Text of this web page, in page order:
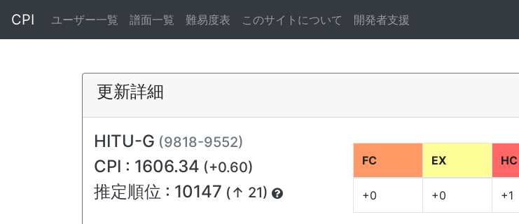
CPI ユーザー一覧 譜面一覧 難易度表 このサイトについて 開発者支援
更新詳細
HITU-G (9818-9552)
CPI : 1606.34 (+0.60)
推定順位 : 10147 (↑ 21)
FC EX HC
+0 +0 +1